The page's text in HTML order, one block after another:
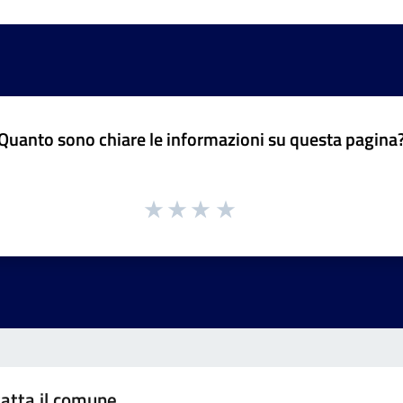
sono chiare le informazioni su questa